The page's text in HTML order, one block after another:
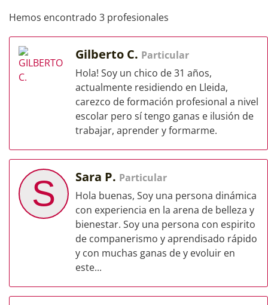
Hemos encontrado 3 profesionales
Gilberto C. Particular
Hola! Soy un chico de 31 años,
actualmente residiendo en Lleida,
carezco de formación profesional a nivel
escolar pero sí tengo ganas e ilusión de
trabajar, aprender y formarme.
S Sara P. Particular
Hola buenas, Soy una persona dinámica
con experiencia en la arena de belleza y
bienestar. Soy una persona con espirito
de companerismo y aprendisado rápido
y con muchas ganas de y evoluir en
este...